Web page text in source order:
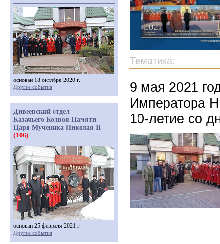
Тематика:
9 мая 2021
Императора
10-летие со
основан 18 октября 2020 г.
Другие события
Дивеевский отдел
Казачьего Конвоя Памяти
Царя Мученика Николая II
(106)
основан 25 февраля 2021 г.
Другие события